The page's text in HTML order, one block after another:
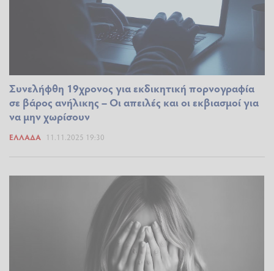
Συνελήφθη 19χρονος για εκδικητική πορνογραφία
σε βάρος ανήλικης – Οι απειλές και οι εκβιασμοί για
να μην χωρίσουν
ΕΛΛΆΔΑ 11.11.2025 19:30